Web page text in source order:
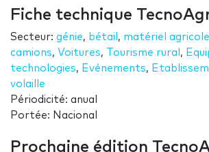
Fiche technique
Secteur: génie, bétail , matériel agricole
camions, Voitures, Tourisme rural ,
technologies, Evénements,
volaille
Périodicité: anual
Portée: Nacional
Prochaine édition